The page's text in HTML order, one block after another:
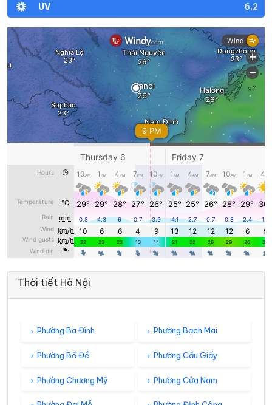
UV
6,2
Thời tiết Hà Nội
Phường Ba Đình Phường Bạch Mai
Phường Bồ Đề Phường Cầu Giấy
Phường Chương Mỹ Phường Cửa Nam